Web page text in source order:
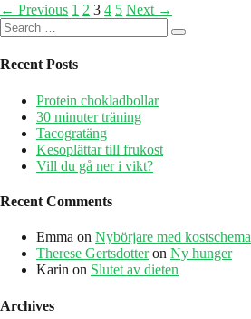
Posts
navigation
← Previous 1 2 3 4 5 Next →
Search
for:
Recent Posts
Protein chokladbollar
30 minuter träning
Tacogratäng
Kesoplättar till frukost
Vill du gå ner i vikt?
Recent Comments
Emma on Nybörjare med kostschema
Therese Gertsdotteron Ny hunger
Karin on Slutet av dieten
Archives